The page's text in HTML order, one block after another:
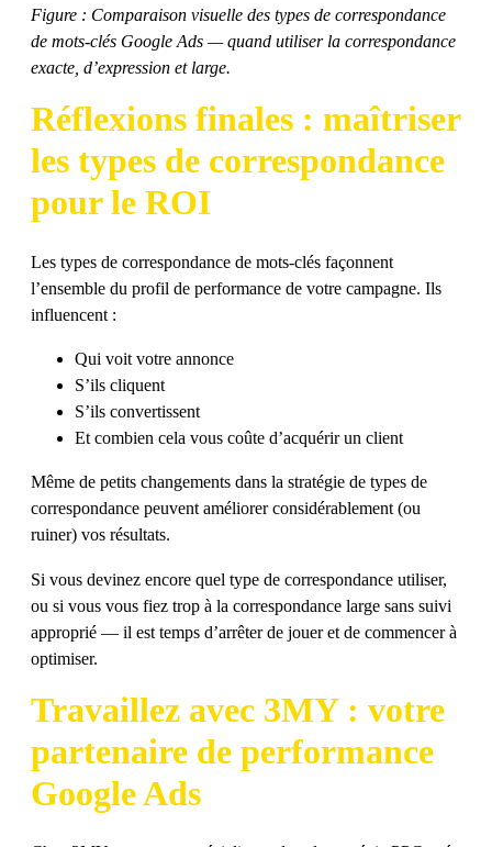
Figure : Comparaison visuelle des types de correspondance
de mots-clés Google Ads — quand utiliser la correspondance
exacte, d’expression et large.
Réflexions finales : maîtriser
les types de correspondance
pour le ROI
Les types de correspondance de mots-clés façonnent
l’ensemble du profil de performance de votre campagne. Ils
influencent :
Qui voit votre annonce
S’ils cliquent
S’ils convertissent
Et combien cela vous coûte d’acquérir un client
Même de petits changements dans la stratégie de types de
correspondance peuvent améliorer considérablement (ou
ruiner) vos résultats.
Si vous devinez encore quel type de correspondance utiliser,
ou si vous vous fiez trop à la correspondance large sans suivi
approprié — il est temps d’arrêter de jouer et de commencer à
optimiser.
Travaillez avec 3MY : votre
partenaire de performance
Google Ads